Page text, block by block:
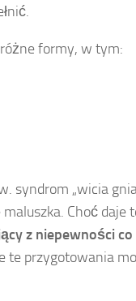
formy, w tym:
syndrom „wicia
Choć daje
z niepewności co
przygotowania